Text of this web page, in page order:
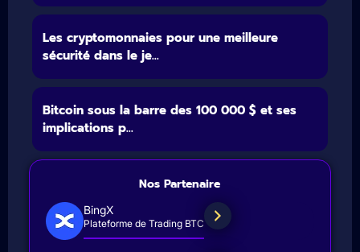
Les cryptomonnaies pour une meilleure
sécurité dans le je...
Bitcoin sous la barre des 100 000 $ et ses
implications p...
Nos Partenaire
BingX
Plateforme de Trading BTC